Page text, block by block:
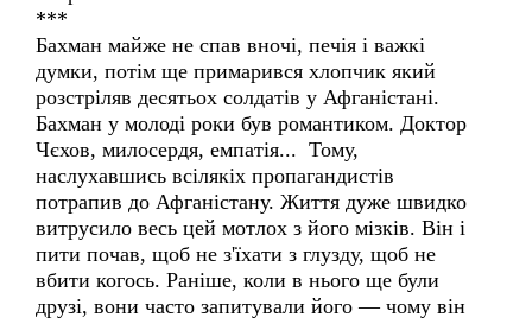
***
Бахман майже не спав вночі, печія і важкі
думки, потім ще примарився хлопчик який
розстріляв десятьох солдатів у Афганістані.
Бахман у молоді роки був романтиком. Доктор
Чєхов, милосердя, емпатія... Тому,
наслухавшись всілякіх пропагандистів
потрапив до Афганістану. Життя дуже швидко
витрусило весь цей мотлох з його мізків. Він і
пити почав, щоб не з'їхати з глузду, щоб не
вбити когось. Раніше, коли в нього ще були
друзі, вони часто запитували його — чому він